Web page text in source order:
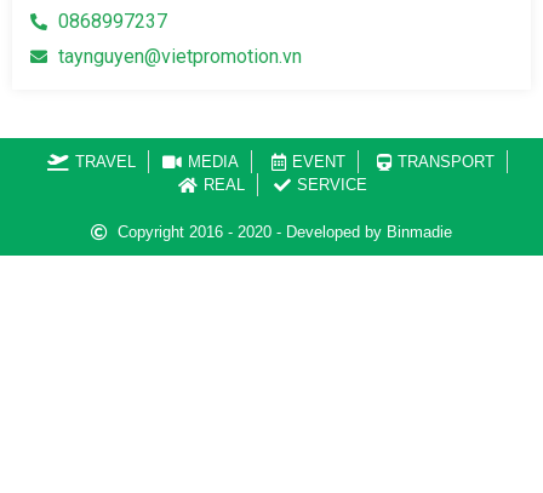
0868997237
taynguyen@vietpromotion.vn
Copyright 2016 - 2020 - Developed by Binmadie
TRAVEL MEDIA EVENT
TRANSPORT
REAL
SERVICE